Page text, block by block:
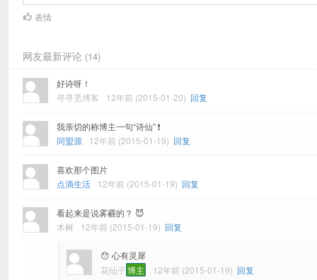
表情
网友最新评论 (14)
好诗呀！
寻寻觅博客
12年前 (2015-01-20) 回复
我亲切的称博主一句“诗仙” ❗
同盟源
12年前 (2015-01-19) 回复
喜欢那个图片
点滴生活
12年前 (2015-01-19) 回复
看起来是说雾霾的？ 😈
木树
12年前 (2015-01-19) 回复
😯 心有灵犀
花仙子博主 12年前 (2015-01-19) 回复